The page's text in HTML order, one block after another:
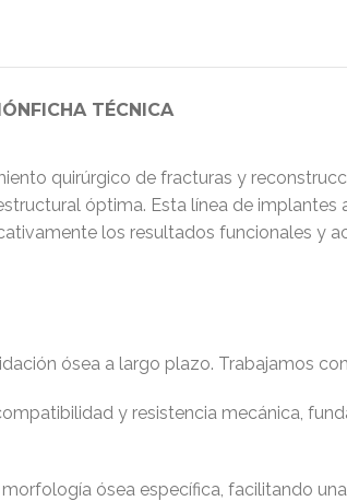
FICHA TÉCNICA
quirúrgico de fracturas y
óptima. Esta línea de
los resultados funcionales y
ósea a largo plazo. Trabajamos
y resistencia mecánica,
ósea específica, facilitando